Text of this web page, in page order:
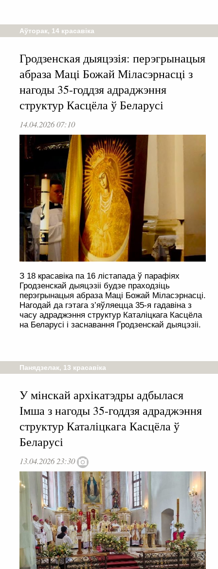
Аўторак, 14 красавіка
Гродзенская дыяцэзія: перэгрынацыя
абраза Маці Божай Міласэрнасці з
нагоды 35-годдзя адраджэння
структур Касцёла ў Беларусі
14.04.2026 07:10
З 18 красавіка па 16 лістапада ў парафіях
Гродзенскай дыяцэзіі будзе праходзіць
перэгрынацыя абраза Маці Божай Міласэрнасці.
Нагодай да гэтага з’яўляецца 35-я гадавіна з
часу адраджэння структур Каталіцкага Касцёла
на Беларусі і заснавання Гродзенскай дыяцэзіі.
Панядзелак, 13 красавіка
У мінскай архікатэдры адбылася
Імша з нагоды 35-годдзя адраджэння
структур Каталіцкага Касцёла ў
Беларусі
13.04.2026 23:30